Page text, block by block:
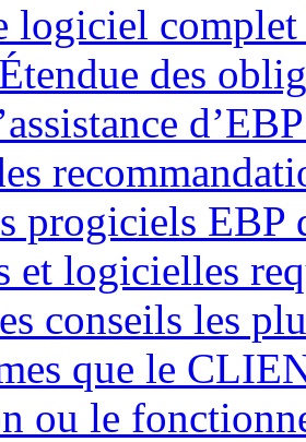
logiciel
des
progiciels
et logicielles
conseils les
que le
ou le